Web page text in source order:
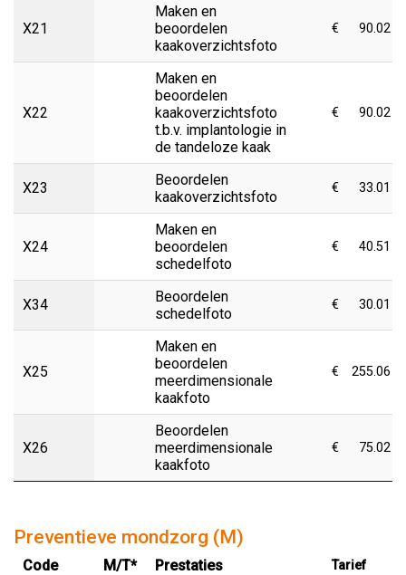
X21
Maken en
beoordelen
kaakoverzichtsfoto
€ 90.02
X22
Maken en
beoordelen
kaakoverzichtsfoto
t.b.v. implantologie in
de tandeloze kaak
€ 90.02
X23
Beoordelen
kaakoverzichtsfoto
€ 33.01
X24
Maken en
beoordelen
schedelfoto
€ 40.51
X34
Beoordelen
schedelfoto
€ 30.01
X25
Maken en
beoordelen
meerdimensionale
kaakfoto
€ 255.06
X26
Beoordelen
meerdimensionale
kaakfoto
€ 75.02
Preventieve mondzorg (M)
Code M/T* Prestaties Tarief